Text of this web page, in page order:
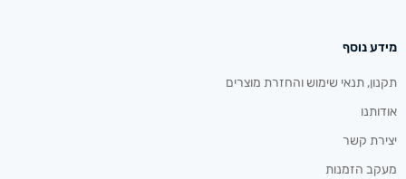
מידע נוסף
תקנון, תנאי שימוש והחזרת מוצרים
אודותנו
יצירת קשר
מעקב הזמנות